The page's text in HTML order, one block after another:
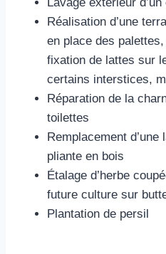
Réalisation d’une
en place des
fixation de lattes sur
certains interstices,
Réparation de la
toilettes
Remplacement
pliante en bois
Étalage d’herbe
future culture sur
Plantation de persil